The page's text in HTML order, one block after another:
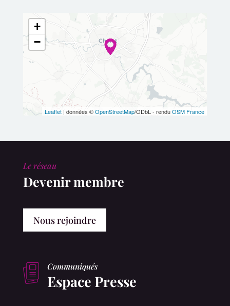
+
−
Leaflet | données ©OpenStreetMap/ODbL - renduOSM France
Le réseau
Devenir membre
Nous rejoindre
Communiqués
Espace Presse